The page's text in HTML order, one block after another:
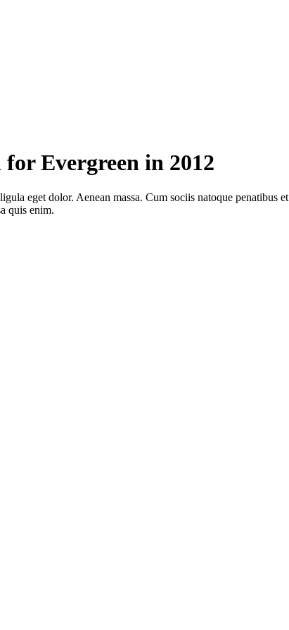
Evergreen in 2012
eget dolor. Aenean massa. Cum sociis natoque penatibus et
quis enim.